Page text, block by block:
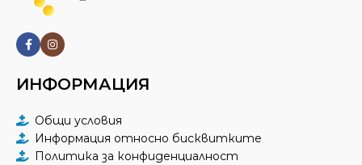
СЪСТАВ
ДЖОБОВЕ
ЦВЯТ
ИНФОРМАЦИЯ
Общи условия
Информация относно бисквитките
Политика за конфиденциалност